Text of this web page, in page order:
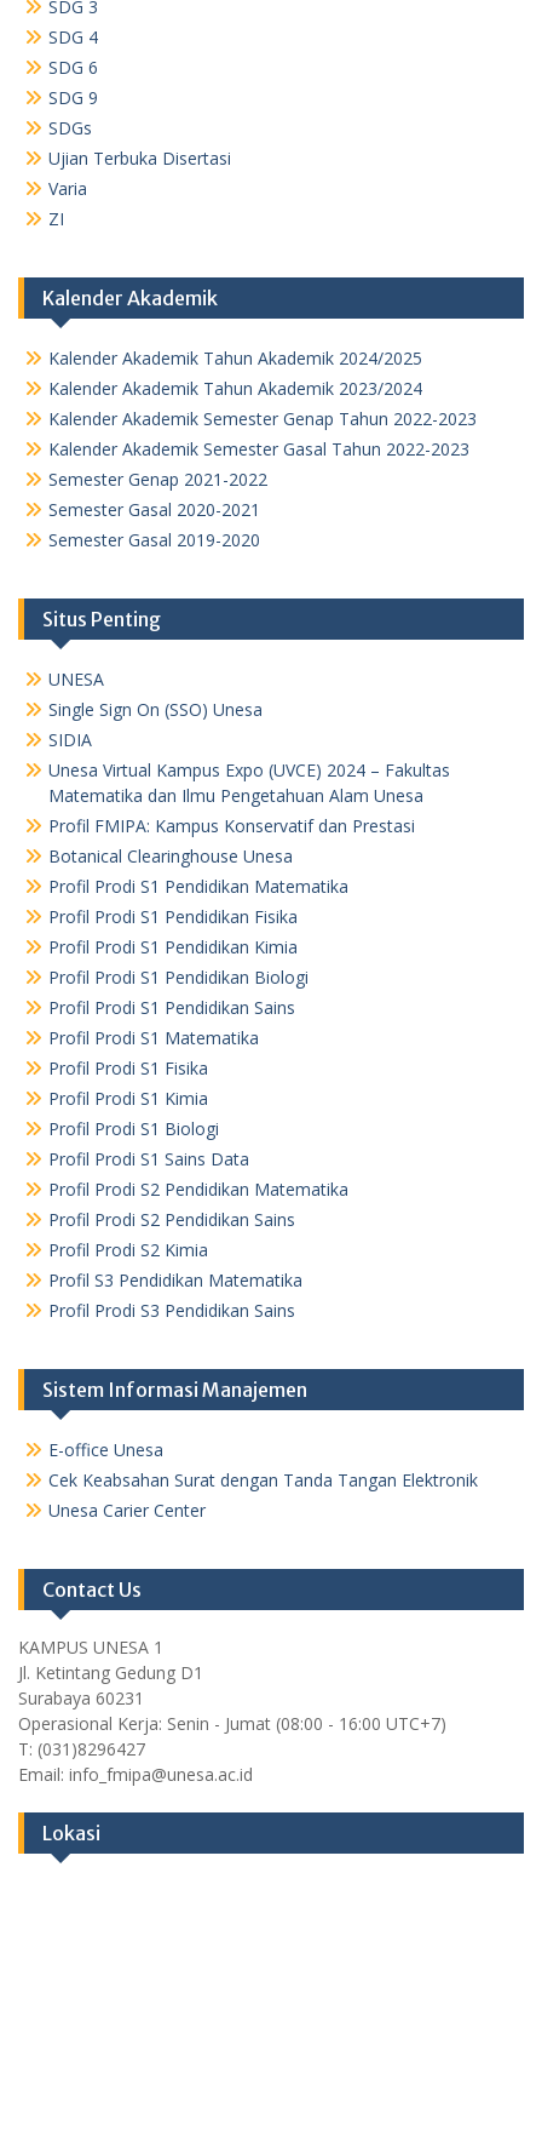
SDG 3
SDG 4
SDG 6
SDG 9
SDGs
Ujian Terbuka Disertasi
Varia
ZI
Kalender Akademik
Kalender Akademik Tahun Akademik 2024/2025
Kalender Akademik Tahun Akademik 2023/2024
Kalender Akademik Semester Genap Tahun 2022-2023
Kalender Akademik Semester Gasal Tahun 2022-2023
Semester Genap 2021-2022
Semester Gasal 2020-2021
Semester Gasal 2019-2020
Situs Penting
UNESA
Single Sign On (SSO) Unesa
SIDIA
Unesa Virtual Kampus Expo (UVCE) 2024 – Fakultas
Matematika dan Ilmu Pengetahuan Alam Unesa
Profil FMIPA: Kampus Konservatif dan Prestasi
Botanical Clearinghouse Unesa
Profil Prodi S1 Pendidikan Matematika
Profil Prodi S1 Pendidikan Fisika
Profil Prodi S1 Pendidikan Kimia
Profil Prodi S1 Pendidikan Biologi
Profil Prodi S1 Pendidikan Sains
Profil Prodi S1 Matematika
Profil Prodi S1 Fisika
Profil Prodi S1 Kimia
Profil Prodi S1 Biologi
Profil Prodi S1 Sains Data
Profil Prodi S2 Pendidikan Matematika
Profil Prodi S2 Pendidikan Sains
Profil Prodi S2 Kimia
Profil S3 Pendidikan Matematika
Profil Prodi S3 Pendidikan Sains
Sistem Informasi Manajemen
E-office Unesa
Cek Keabsahan Surat dengan Tanda Tangan Elektronik
Unesa Carier Center
Contact Us
KAMPUS UNESA 1
Jl. Ketintang Gedung D1
Surabaya 60231
Operasional Kerja: Senin - Jumat (08:00 - 16:00 UTC+7)
T: (031)8296427
Email: info_fmipa@unesa.ac.id
Lokasi